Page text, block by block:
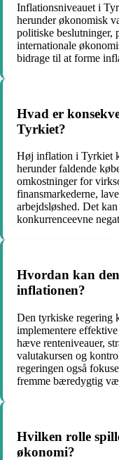
Inflationsniveauet i
herunder økonomisk
politiske beslutninger,
internationale
bidrage til at forme
Hvad er
Tyrkiet?
Høj inflation i Tyrkiet
herunder faldende
omkostninger for
finansmarkederne,
arbejdsløshed. Det
konkurrenceevne
Hvordan kan
inflationen?
Den tyrkiske regering
implementere
hæve renteniveauer,
valutakursen og
regeringen også
fremme bæredygtig
Hvilken rolle
økonomi?